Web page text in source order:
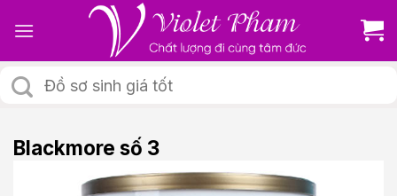
Tìm
kiếm:
Blackmore số 3